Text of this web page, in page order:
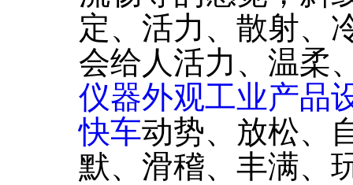
定、活力、散射、
会给人活力、温柔
仪器外观工业产品
快车动势、放松、
默、滑稽、丰满、